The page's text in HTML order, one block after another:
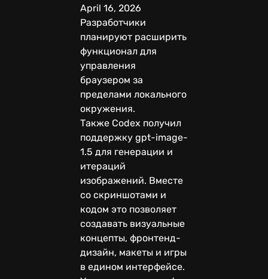
April 16, 2026
Разработчики
планируют расширить
функционал для
управления
браузером за
пределами локального
окружения.
Также Codex получил
поддержку gpt-image-
1.5 для генерации и
итераций
изображений. Вместе
со скриншотами и
кодом это позволяет
создавать визуальные
концепты, фронтенд-
дизайн, макеты и игры
в едином интерфейсе.